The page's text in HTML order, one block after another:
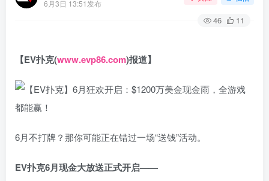
6月3日 13:51发布
46 11
【EV扑克(www.evp86.com)报道】
6月不打牌？那你可能正在错过一场“送钱”活动。
EV扑克6月现金大放送正式开启——